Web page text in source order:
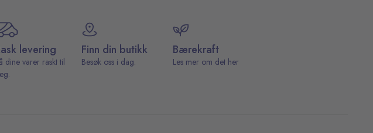
levering
dine varer raskt til
Finn din butikk
Besøk oss i dag.
Bærekraft
Les mer om det her